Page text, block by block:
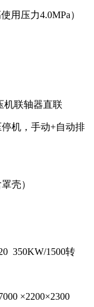
用压力4.0MPa）
机联轴器直联
机，手动+自动排
壳）
350KW/1500转
×2200×2300